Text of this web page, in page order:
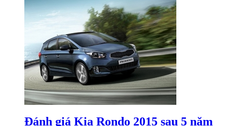
Đánh giá Kia Rondo 2015 sau 5 năm